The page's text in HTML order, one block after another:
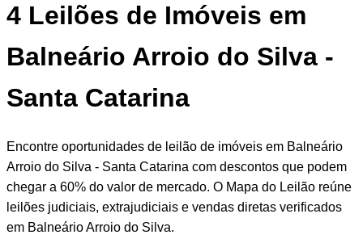
4 Leilões de Imóveis em
Balneário Arroio do Silva -
Santa Catarina
Encontre oportunidades de leilão de imóveis em Balneário
Arroio do Silva - Santa Catarina com descontos que podem
chegar a 60% do valor de mercado. O Mapa do Leilão reúne
leilões judiciais, extrajudiciais e vendas diretas verificados
em Balneário Arroio do Silva.